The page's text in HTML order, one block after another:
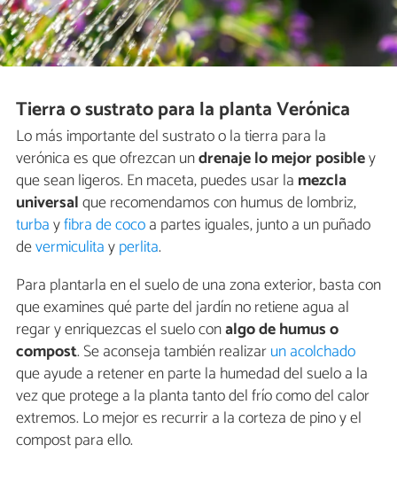
Tierra o sustrato para la planta Verónica
Lo más importante del sustrato o la tierra para la
verónica es que ofrezcan undrenaje lo mejor posibley
que sean ligeros. En maceta, puedes usar la mezcla
universalque recomendamos con humus de lombriz,
turbayfibra de cocoa partes iguales, junto a un puñado
devermiculitayperlita.
Para plantarla en el suelo de una zona exterior, basta con
que examines qué parte del jardín no retiene agua al
regar y enriquezcas el suelo conalgo de humus o
compost. Se aconseja también realizarun acolchado
que ayude a retener en parte la humedad del suelo a la
vez que protege a la planta tanto del frío como del calor
extremos. Lo mejor es recurrir a la corteza de pino y el
compost para ello.